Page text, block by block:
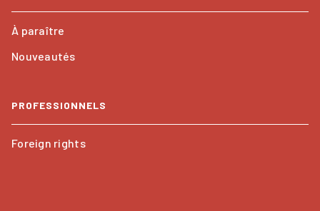
À paraître
Nouveautés
PROFESSIONNELS
Foreign rights